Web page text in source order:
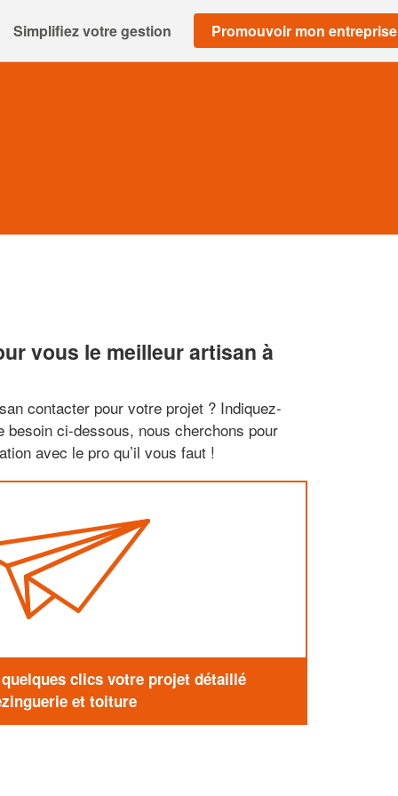
Simplifiez votre gestion Promouvoir mon entreprise
vous le meilleur artisan à
contacter pour votre projet ? Indiquez-
besoin ci-dessous, nous cherchons pour
avec le pro qu’il vous faut !
clics votre projet détaillé
et toiture